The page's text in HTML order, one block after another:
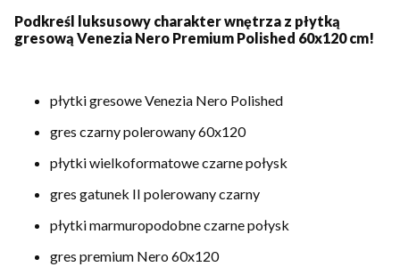
Podkreśl luksusowy charakter wnętrza z płytką
gresową Venezia Nero Premium Polished 60x120 cm!
płytki gresowe Venezia Nero Polished
gres czarny polerowany 60x120
płytki wielkoformatowe czarne połysk
gres gatunek II polerowany czarny
płytki marmuropodobne czarne połysk
gres premium Nero 60x120